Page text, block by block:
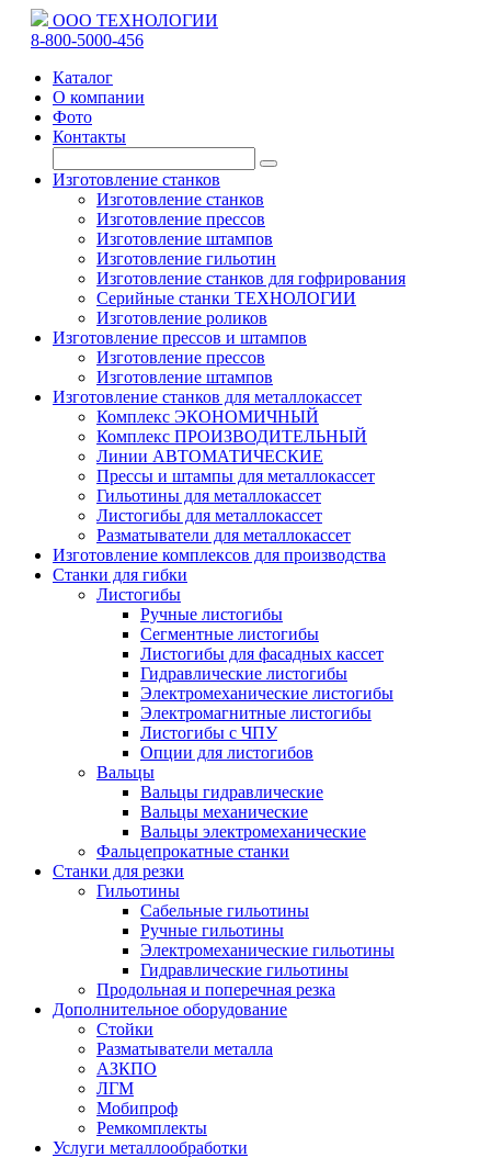
ООО ТЕХНОЛОГИИ
8-800-5000-456
Каталог
О компании
Фото
Контакты
Изготовление станков
Изготовление станков
Изготовление прессов
Изготовление штампов
Изготовление гильотин
Изготовление станков для гофрирования
Серийные станки ТЕХНОЛОГИИ
Изготовление роликов
Изготовление прессов и штампов
Изготовление прессов
Изготовление штампов
Изготовление станков для металлокассет
Комплекс ЭКОНОМИЧНЫЙ
Комплекс ПРОИЗВОДИТЕЛЬНЫЙ
Линии АВТОМАТИЧЕСКИЕ
Прессы и штампы для металлокассет
Гильотины для металлокассет
Листогибы для металлокассет
Разматыватели для металлокассет
Изготовление комплексов для производства
Станки для гибки
Листогибы
Ручные листогибы
Сегментные листогибы
Листогибы для фасадных кассет
Гидравлические листогибы
Электромеханические листогибы
Электромагнитные листогибы
Листогибы с ЧПУ
Опции для листогибов
Вальцы
Вальцы гидравлические
Вальцы механические
Вальцы электромеханические
Фальцепрокатные станки
Станки для резки
Гильотины
Сабельные гильотины
Ручные гильотины
Электромеханические гильотины
Гидравлические гильотины
Продольная и поперечная резка
Дополнительное оборудование
Стойки
Разматыватели металла
АЗКПО
ЛГМ
Мобипроф
Ремкомплекты
Услуги металлообработки